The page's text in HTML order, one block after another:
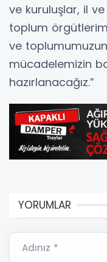
ve kuruluşlar, il
toplum
ve
mücadelemizin
hazırlanacağız.”
YORUMLAR
Adınız *